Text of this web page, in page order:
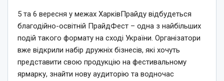
5 та 6 вересня у межах ХарківПрайду відбудеться
благодійно-освітній ПрайдФест – одна з найбільших
подій такого формату на сході України. Організатори
вже відкрили набір дружніх бізнесів, які хочуть
представити свою продукцію на фестивальному
ярмарку, знайти нову аудиторію та водночас